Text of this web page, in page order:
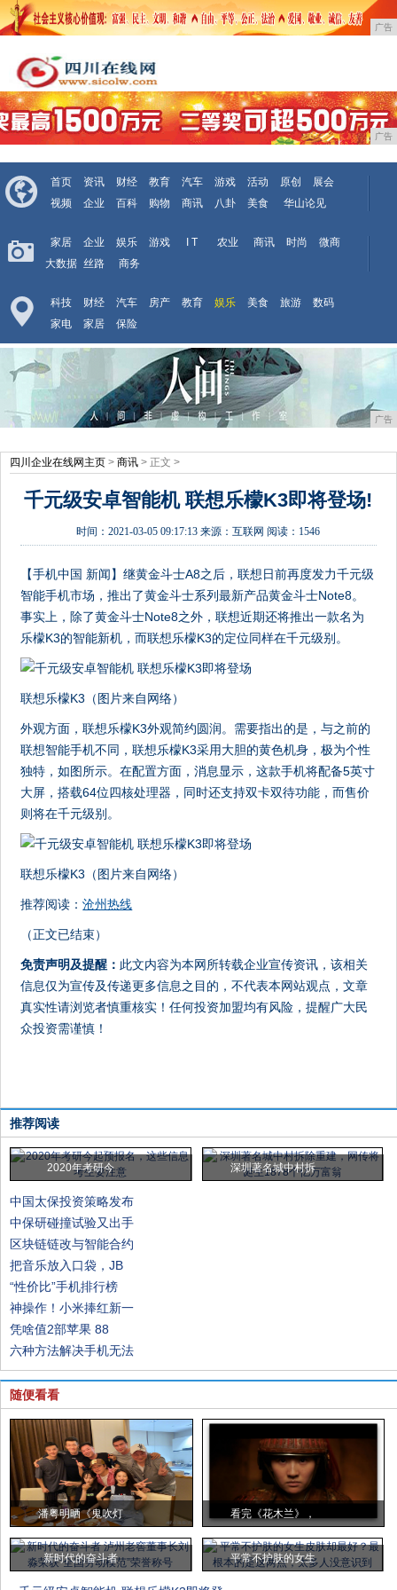
广告
广告
首页 资讯 财经 教育 汽车 游戏 活动 原创
展会
视频
企业 百科 购物 商讯 八卦 美食 华山论见
家居 企业 娱乐 游戏 I T 农业 商讯 时尚
微商
大数据 丝路 商务
科技 财经 汽车 房产 教育 娱乐 美食 旅游
数码
家电
家居 保险
广告
四川企业在线网主页 > 商讯 > 正文 >
千元级安卓智能机 联想乐檬K3即将登场!
时间：2021-03-05 09:17:13 来源：互联网 阅读：1546
【手机中国 新闻】继黄金斗士A8之后，联想日前再度发力千元级
智能手机市场，推出了黄金斗士系列最新产品黄金斗士Note8。
事实上，除了黄金斗士Note8之外，联想近期还将推出一款名为
乐檬K3的智能新机，而联想乐檬K3的定位同样在千元级别。
联想乐檬K3（图片来自网络）
外观方面，联想乐檬K3外观简约圆润。需要指出的是，与之前的
联想智能手机不同，联想乐檬K3采用大胆的黄色机身，极为个性
独特，如图所示。在配置方面，消息显示，这款手机将配备5英寸
大屏，搭载64位四核处理器，同时还支持双卡双待功能，而售价
则将在千元级别。
联想乐檬K3（图片来自网络）
推荐阅读：沧州热线
（正文已结束）
免责声明及提醒： 此文内容为本网所转载企业宣传资讯，该相关
信息仅为宣传及传递更多信息之目的，不代表本网站观点，文章
真实性请浏览者慎重核实！任何投资加盟均有风险，提醒广大民
众投资需谨慎！
推荐阅读
2020年考研今 深圳著名城中村拆
中国太保投资策略发布
中保研碰撞试验又出手
区块链链改与智能合约
把音乐放入口袋，JB
“性价比”手机排行榜
神操作！小米捧红新一
凭啥值2部苹果 88
六种方法解决手机无法
随便看看
潘粤明晒《鬼吹灯 看完《花木兰》，
新时代的奋斗者 平常不护肤的女生